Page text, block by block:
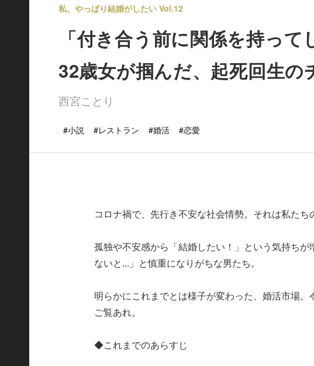
私、やっぱり結婚がしたい Vol.12
「付き合う前に関係を持っ
32歳女が掴んだ、起死回生の
西宮ことり
#小説 #レストラン #婚活 #恋愛
コロナ禍で、先行き不安な社会情勢。それは私たち
孤独や不安感から「結婚したい！」という気持ち
ないと...」と慎重になりがちな男たち。
明らかにこれまでとは様子が変わった、婚活市場。
ご覧あれ。
◆これまでのあらすじ